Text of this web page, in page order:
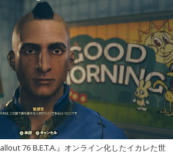
76 B.E.T.A.』オンライン化したイカレた世